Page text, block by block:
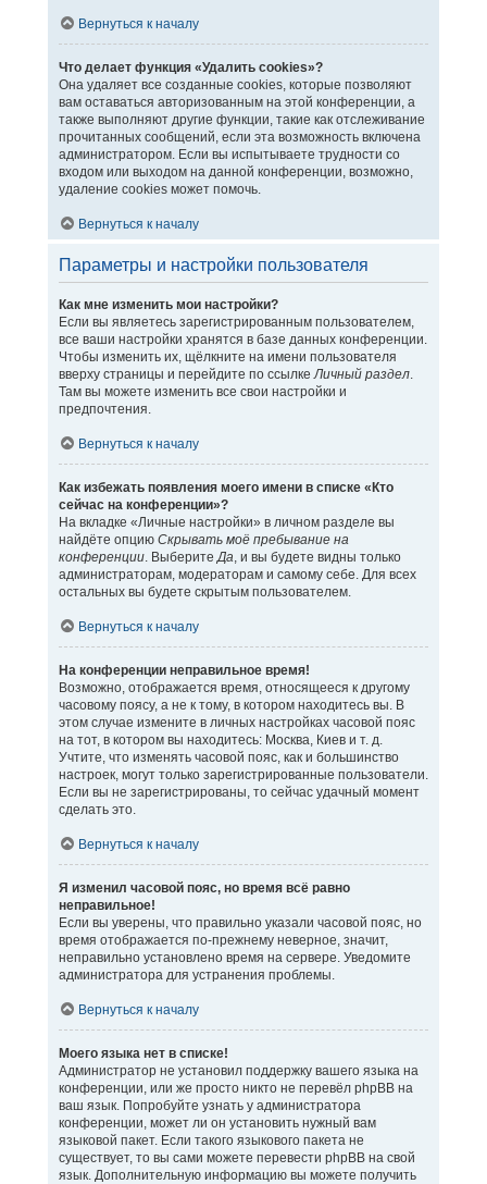
Вернуться к началу
Что делает функция «Удалить cookies»?
Она удаляет все созданные cookies, которые позволяют
вам оставаться авторизованным на этой конференции, а
также выполняют другие функции, такие как отслеживание
прочитанных сообщений, если эта возможность включена
администратором. Если вы испытываете трудности со
входом или выходом на данной конференции, возможно,
удаление cookies может помочь.
Вернуться к началу
Параметры и настройки пользователя
Как мне изменить мои настройки?
Если вы являетесь зарегистрированным пользователем,
все ваши настройки хранятся в базе данных конференции.
Чтобы изменить их, щёлкните на имени пользователя
вверху страницы и перейдите по ссылкеЛичный раздел.
Там вы можете изменить все свои настройки и
предпочтения.
Вернуться к началу
Как избежать появления моего имени в списке «Кто
сейчас на конференции»?
На вкладке «Личные настройки» в личном разделе вы
найдёте опцию Скрывать моё пребывание на
конференции. ВыберитеДа, и вы будете видны только
администраторам, модераторам и самому себе. Для всех
остальных вы будете скрытым пользователем.
Вернуться к началу
На конференции неправильное время!
Возможно, отображается время, относящееся к другому
часовому поясу, а не к тому, в котором находитесь вы. В
этом случае измените в личных настройках часовой пояс
на тот, в котором вы находитесь: Москва, Киев и т. д.
Учтите, что изменять часовой пояс, как и большинство
настроек, могут только зарегистрированные пользователи.
Если вы не зарегистрированы, то сейчас удачный момент
сделать это.
Вернуться к началу
Я изменил часовой пояс, но время всё равно
неправильное!
Если вы уверены, что правильно указали часовой пояс, но
время отображается по-прежнему неверное, значит,
неправильно установлено время на сервере. Уведомите
администратора для устранения проблемы.
Вернуться к началу
Моего языка нет в списке!
Администратор не установил поддержку вашего языка на
конференции, или же просто никто не перевёл phpBB на
ваш язык. Попробуйте узнать у администратора
конференции, может ли он установить нужный вам
языковой пакет. Если такого языкового пакета не
существует, то вы сами можете перевести phpBB на свой
язык. Дополнительную информацию вы можете получить